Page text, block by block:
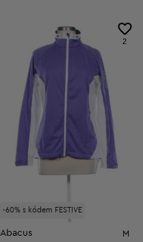
-60% s kódem FESTIVE
2
Abacus M